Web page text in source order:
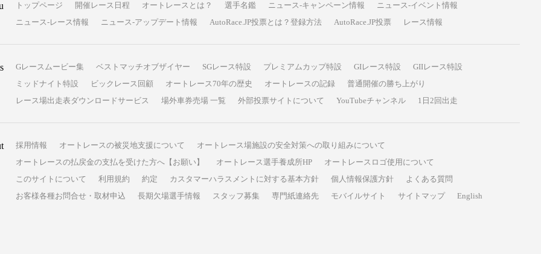
トップページ 開催レース日程 オートレースとは？ 選手名鑑 ニュース-キャンペーン情報
ニュース-イベント情報
ニュース-レース情報
ニュース-アップデート情報 AutoRace.JP投票とは？登録方法 AutoRace.JP投票 レース情報
Gレースムービー集 ベストマッチオブザイヤー SGレース特設 プレミアムカップ特設 GIレース特設
GIIレース特設
ミッドナイト特設
ビックレース回顧 オートレース70年の歴史 オートレースの記録
普通開催の勝ち上がり
レース場出走表ダウンロードサービス
場外車券売場 一覧 外部投票サイトについて YouTubeチャンネル 1日2回出走
採用情報 オートレースの被災地支援について
オートレース場施設の安全対策への取り組みについて
オートレースの払戻金の支払を受けた方へ【お願い】
オートレース選手養成所HP
オートレースロゴ使用について
このサイトについて
利用規約 約定 カスタマーハラスメントに対する基本方針 個人情報保護方針
よくある質問
お客様各種お問合せ・取材申込
長期欠場選手情報 スタッフ募集 専門紙連絡先 モバイルサイト サイトマップ English